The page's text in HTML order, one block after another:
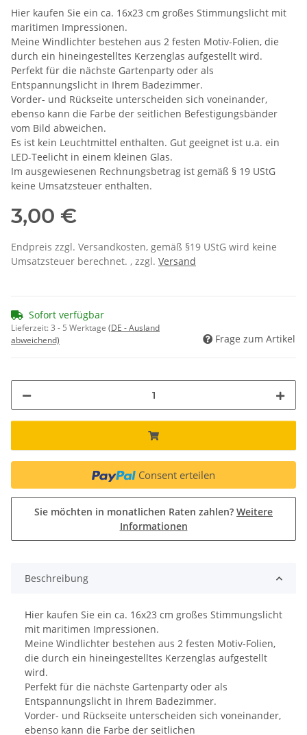
Hier kaufen Sie ein ca. 16x23 cm großes Stimmungslicht mit
maritimen Impressionen.
Meine Windlichter bestehen aus 2 festen Motiv-Folien, die
durch ein hineingestelltes Kerzenglas aufgestellt wird.
Perfekt für die nächste Gartenparty oder als
Entspannungslicht in Ihrem Badezimmer.
Vorder- und Rückseite unterscheiden sich voneinander,
ebenso kann die Farbe der seitlichen Befestigungsbänder
vom Bild abweichen.
Es ist kein Leuchtmittel enthalten. Gut geeignet ist u.a. ein
LED-Teelicht in einem kleinen Glas.
Im ausgewiesenen Rechnungsbetrag ist gemäß § 19 UStG
keine Umsatzsteuer enthalten.
3,00 €
Endpreis zzgl. Versandkosten, gemäß §19 UStG wird keine
Umsatzsteuer berechnet. , zzgl. Versand
Sofort verfügbar
Lieferzeit:3 - 5 Werktage (DE - Ausland
abweichend)
Frage zum Artikel
Consent erteilen
Sie möchten in monatlichen Raten zahlen? Weitere
Informationen
Beschreibung
Hier kaufen Sie ein ca. 16x23 cm großes Stimmungslicht
mit maritimen Impressionen.
Meine Windlichter bestehen aus 2 festen Motiv-Folien,
die durch ein hineingestelltes Kerzenglas aufgestellt
wird.
Perfekt für die nächste Gartenparty oder als
Entspannungslicht in Ihrem Badezimmer.
Vorder- und Rückseite unterscheiden sich voneinander,
ebenso kann die Farbe der seitlichen